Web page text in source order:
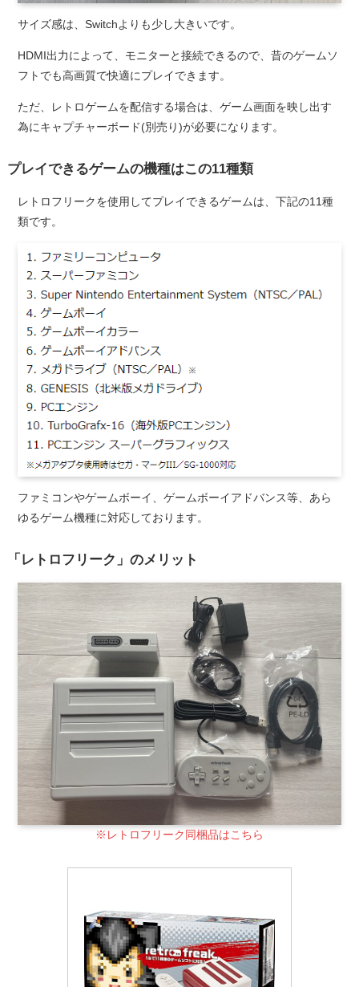
サイズ感は、Switchよりも少し大きいです。
HDMI出力によって、モニターと接続できるので、昔のゲームソ
フトでも高画質で快適にプレイできます。
ただ、レトロゲームを配信する場合は、ゲーム画面を映し出す
為にキャプチャーボード(別売り)が必要になります。
プレイできるゲームの機種はこの11種類
レトロフリークを使用してプレイできるゲームは、下記の11種
類です。
ファミコンやゲームボーイ、ゲームボーイアドバンス等、あら
ゆるゲーム機種に対応しております。
「レトロフリーク」のメリット
※レトロフリーク同梱品はこちら